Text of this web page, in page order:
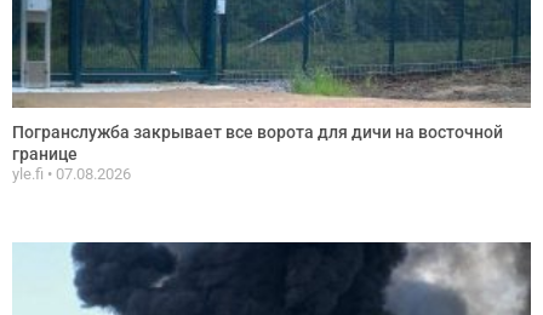
Погранслужба закрывает все ворота для дичи на восточной
границе
yle.fi 07.08.2026